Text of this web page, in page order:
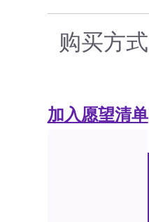
购买方式
加入愿望清单